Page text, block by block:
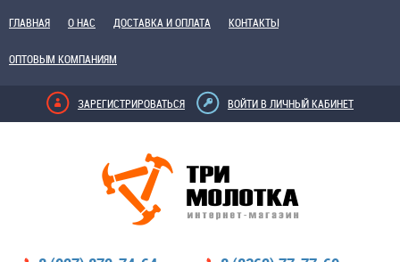
ГЛАВНАЯ О НАС ДОСТАВКА И ОПЛАТА КОНТАКТЫ
ОПТОВЫМ КОМПАНИЯМ
ЗАРЕГИСТРИРОВАТЬСЯ ВОЙТИ В ЛИЧНЫЙ КАБИНЕТ